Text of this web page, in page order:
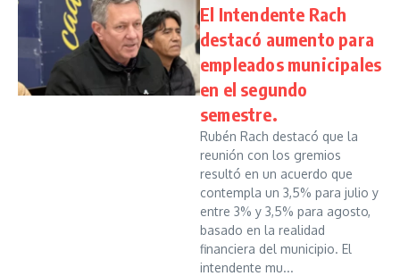
El Intendente Rach
destacó aumento para
empleados municipales
en el segundo
semestre.
Rubén Rach destacó que la
reunión con los gremios
resultó en un acuerdo que
contempla un 3,5% para julio y
entre 3% y 3,5% para agosto,
basado en la realidad
financiera del municipio. El
intendente mu...